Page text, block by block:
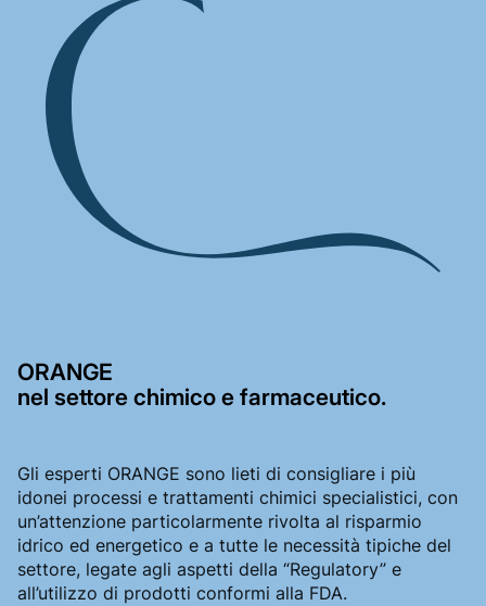
ORANGE
nel settore chimico e farmaceutico.
Gli esperti ORANGE sono lieti di consigliare i più
idonei processi e trattamenti chimici specialistici, con
un’attenzione particolarmente rivolta al risparmio
idrico ed energetico e a tutte le necessità tipiche del
settore, legate agli aspetti della “Regulatory” e
all’utilizzo di prodotti conformi alla FDA.